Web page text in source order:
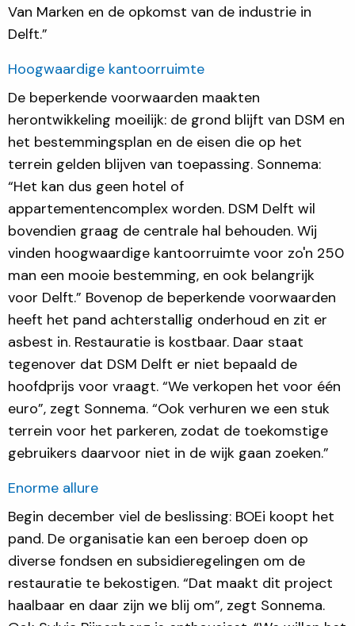
Van Marken en de opkomst van de industrie in
Delft.”
Hoogwaardige kantoorruimte
De beperkende voorwaarden maakten
herontwikkeling moeilijk: de grond blijft van DSM en
het bestemmingsplan en de eisen die op het
terrein gelden blijven van toepassing. Sonnema:
“Het kan dus geen hotel of
appartementencomplex worden. DSM Delft wil
bovendien graag de centrale hal behouden. Wij
vinden hoogwaardige kantoorruimte voor zo'n 250
man een mooie bestemming, en ook belangrijk
voor Delft.” Bovenop de beperkende voorwaarden
heeft het pand achterstallig onderhoud en zit er
asbest in. Restauratie is kostbaar. Daar staat
tegenover dat DSM Delft er niet bepaald de
hoofdprijs voor vraagt. “We verkopen het voor één
euro”, zegt Sonnema. “Ook verhuren we een stuk
terrein voor het parkeren, zodat de toekomstige
gebruikers daarvoor niet in de wijk gaan zoeken.”
Enorme allure
Begin december viel de beslissing: BOEi koopt het
pand. De organisatie kan een beroep doen op
diverse fondsen en subsidieregelingen om de
restauratie te bekostigen. “Dat maakt dit project
haalbaar en daar zijn we blij om”, zegt Sonnema.